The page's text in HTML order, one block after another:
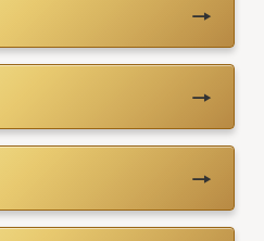
→
→
→